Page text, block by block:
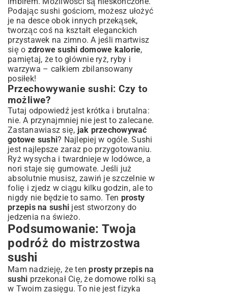
Podając sushi gościom, możesz ułożyć
je na desce obok innych przekąsek,
tworząc coś na kształt eleganckich
przystawek na zimno. A jeśli martwisz
się o zdrowe sushi domowe kalorie,
pamiętaj, że to głównie ryż, ryby i
warzywa – całkiem zbilansowany
posiłek!
Przechowywanie sushi: Czy to
możliwe?
Tutaj odpowiedź jest krótka i brutalna:
nie. A przynajmniej nie jest to zalecane.
Zastanawiasz się, jak przechowywać
gotowe sushi? Najlepiej w ogóle. Sushi
jest najlepsze zaraz po przygotowaniu.
Ryż wysycha i twardnieje w lodówce, a
nori staje się gumowate. Jeśli już
absolutnie musisz, zawiń je szczelnie w
folię i zjedz w ciągu kilku godzin, ale to
nigdy nie będzie to samo. Ten prosty
przepis na sushi jest stworzony do
jedzenia na świeżo.
Podsumowanie: Twoja
podróż do mistrzostwa
sushi
Mam nadzieję, że tenprosty przepis na
sushi przekonał Cię, że domowe rolki są
w Twoim zasięgu. To nie jest fizyka